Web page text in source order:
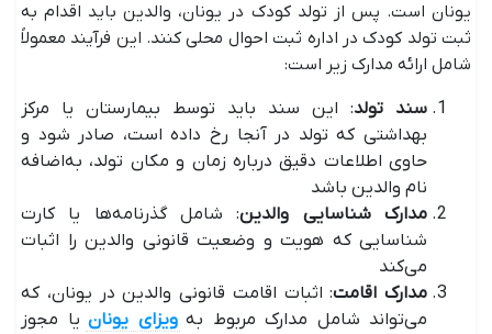
یونان است. پس از تولد کودک در یونان، والدین باید اقدام به
ثبت تولد کودک در اداره ثبت احوال محلی کنند. این فرآیند معمولاً
شامل ارائه مدارک زیر است:
سند تولد: این سند باید توسط بیمارستان یا مرکز
بهداشتی که تولد در آنجا رخ داده است، صادر شود و
حاوی اطلاعات دقیق درباره زمان و مکان تولد، به‌اضافه‌
نام والدین باشد
مدارک شناسایی والدین: شامل گذرنامه‌ها یا کارت
شناسایی که هویت و وضعیت قانونی والدین را اثبات
می‌کند
مدارک اقامت: اثبات اقامت قانونی والدین در یونان، که
می‌تواند شامل مدارک مربوط به ویزای یونان یا مجوز